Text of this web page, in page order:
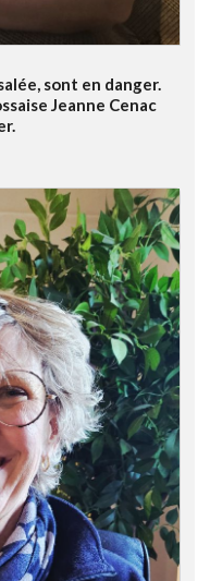
sont en danger.
Jeanne Cenac